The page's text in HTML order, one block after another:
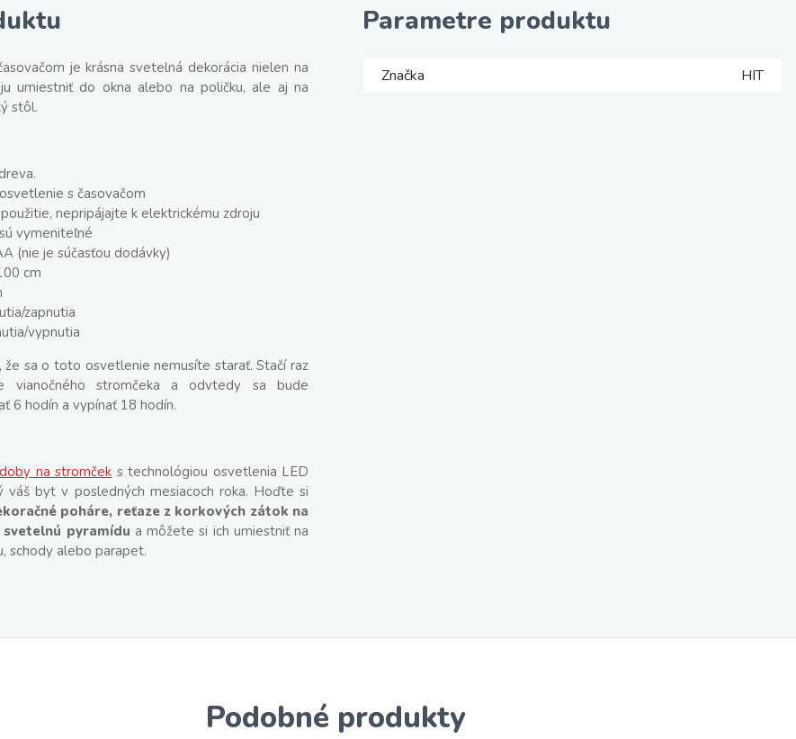
je krásna svetelná dekorácia nielen na
umiestniť do okna alebo na poličku, ale aj na
stôl.
s časovačom
nepripájajte k elektrickému zdroju
vymeniteľné
(nie je súčasťou dodávky)
cm
zapnutia
vypnutia
že sa o toto osvetlenie nemusíte starať. Stačí raz
vianočného stromčeka a odvtedy sa bude
6 hodín a vypínať 18 hodín.
na stromček s technológiou osvetlenia LED
váš byt v posledných mesiacoch roka. Hoďte si
poháre, reťaze z korkových zátok na
pyramídu a môžete si ich umiestniť na
schody alebo parapet.
Parametre produktu
Značka HIT
Podobné produkty